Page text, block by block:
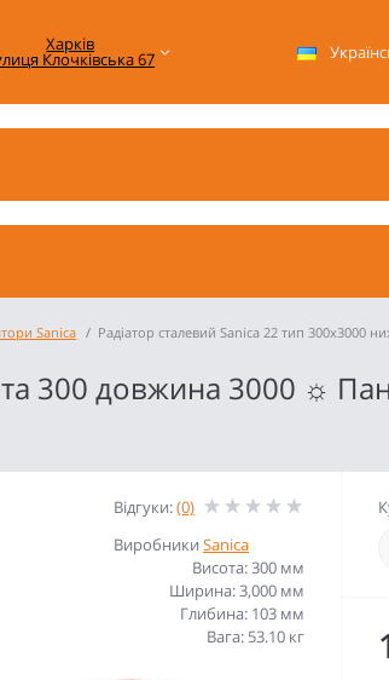
Харків
Клочківська 67
Sanica Радіатор сталевий Sanica 22 тип 300x3000
300 довжина 3000 ☼
Відгуки:(0)
Виробники Sanica
Висота: 300 мм
Ширина: 3,000 мм
Глибина: 103 мм
Вага: 53.10 кг